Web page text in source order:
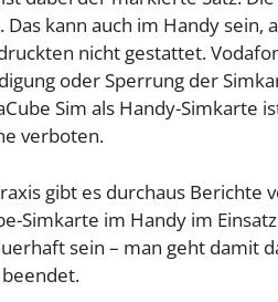
Das kann auch im Handy sein,
nicht gestattet.
oder Sperrung der
Sim als Handy-Simkarte
verboten.
gibt es durchaus Berichte
Simkarte im Handy im
sein – man geht damit